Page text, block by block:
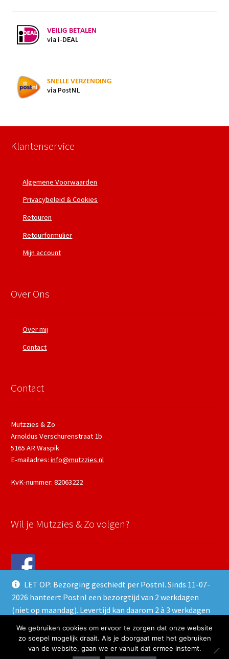
LET OP: Bezorging geschiedt per Postnl. Sinds 11-07-
2026 hanteert Postnl een bezorgtijd van 2 werkdagen
(niet op maandag). Levertijd kan daarom 2 à 3 werkdagen
duren.
Negeren
Klantenservice
Algemene Voorwaarden
Privacybeleid & Cookies
Retouren
Retourformulier
Mijn account
Over Ons
Over mij
Contact
Contact
Mutzzies & Zo
Arnoldus Verschurenstraat 1b
5165 AR Waspik
E-mailadres: info@mutzzies.nl
KvK-nummer: 82063222
Wil je Mutzzies & Zo volgen?
© 2026 Mutzzies & Zo - Powered and maintained bywinkeltjes.net
We gebruiken cookies om ervoor te zorgen dat onze website
zo soepel mogelijk draait. Als je doorgaat met het gebruiken
van de website, gaan we er vanuit dat ermee instemt.